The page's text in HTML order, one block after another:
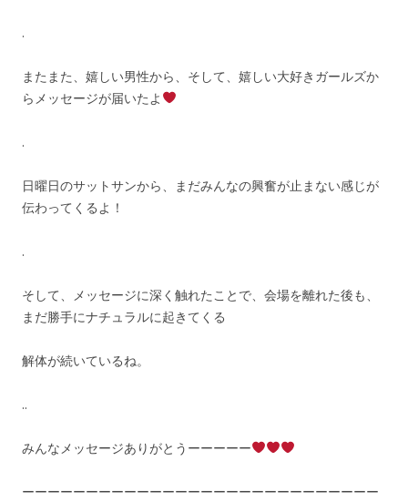
.
またまた、嬉しい男性から、そして、嬉しい大好きガールズか
らメッセージが届いたよ
.
日曜日のサットサンから、まだみんなの興奮が止まない感じが
伝わってくるよ！
.
そして、メッセージに深く触れたことで、会場を離れた後も、
まだ勝手にナチュラルに起きてくる
解体が続いているね。
..
みんなメッセージありがとうーーーーー
ーーーーーーーーーーーーーーーーーーーーーーーーーーーー